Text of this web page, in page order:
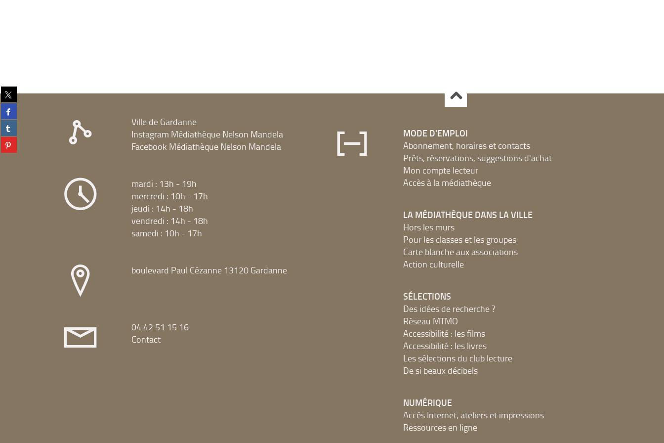
Partager
sur
twitter
(Nouvelle
fenêtre)
Partager
sur
facebook
(Nouvelle
fenêtre)
Partager
sur
tumblr
(Nouvelle
Partager
sur
Ville de Gardanne
Instagram Médiathèque Nelson Mandela
Facebook Médiathèque Nelson Mandela
mardi : 13h - 19h
mercredi : 10h - 17h
jeudi : 14h - 18h
vendredi : 14h - 18h
samedi : 10h - 17h
boulevard Paul Cézanne 13120 Gardanne
04 42 51 15 16
Contact
MODE D'EMPLOI
Abonnement, horaires et contacts
Prêts, réservations, suggestions d'achat
Mon compte lecteur
Accès à la médiathèque
LA MÉDIATHÈQUE DANS LA VILLE
Hors les murs
Pour les classes et les groupes
Carte blanche aux associations
Action culturelle
SÉLECTIONS
Des idées de recherche ?
Réseau MTMO
Accessibilité : les films
Accessibilité : les livres
Les sélections du club lecture
De si beaux décibels
NUMÉRIQUE
Accès Internet, ateliers et impressions
Ressources en ligne